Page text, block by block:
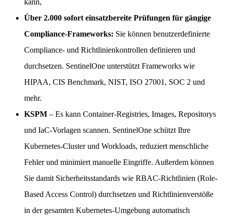
Über 2.000 sofort einsatzbereite Prüfungen für gängige
Compliance-Frameworks: Sie können benutzerdefinierte
Compliance- und Richtlinienkontrollen definieren und
durchsetzen. SentinelOne unterstützt Frameworks wie
HIPAA, CIS Benchmark, NIST, ISO 27001, SOC 2 und
mehr.
KSPM – Es kann Container-Registries, Images, Repositorys
und IaC-Vorlagen scannen. SentinelOne schützt Ihre
Kubernetes-Cluster und Workloads, reduziert menschliche
Fehler und minimiert manuelle Eingriffe. Außerdem können
Sie damit Sicherheitsstandards wie RBAC-Richtlinien (Role-
Based Access Control) durchsetzen und Richtlinienverstöße
in der gesamten Kubernetes-Umgebung automatisch